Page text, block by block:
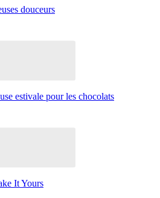
douceurs
estivale pour les chocolats
It Yours